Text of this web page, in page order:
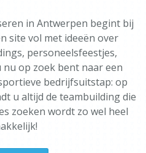
in Antwerpen begint bij
site vol met ideeën over
personeelsfeestjes,
nu op zoek bent naar een
bedrijfsuitstap: op
u altijd de teambuilding die
zoeken wordt zo wel heel